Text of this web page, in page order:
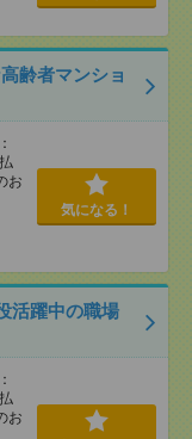
齢者マンショ
お
気になる！
活躍中の職場
お